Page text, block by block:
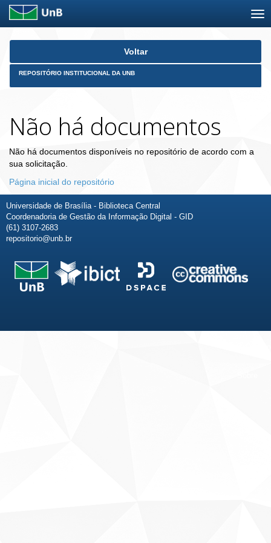
Skip
Voltar
REPOSITÓRIO INSTITUCIONAL DA UNB
Não há documentos
Não há documentos disponíveis no repositório de acordo com a
sua solicitação.
Página inicial do repositório
Universidade de Brasília - Biblioteca Central
Coordenadoria de Gestão da Informação Digital - GID
(61) 3107-2683
repositorio@unb.br